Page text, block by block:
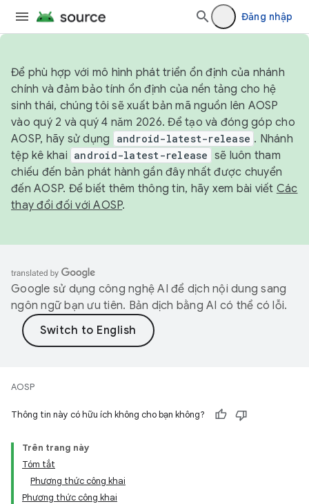
Đăng nhập
Để phù hợp với mô hình phát triển ổn định của nhánh
chính và đảm bảo tính ổn định của nền tảng cho hệ
sinh thái, chúng tôi sẽ xuất bản mã nguồn lên AOSP
vào quý 2 và quý 4 năm 2026. Để tạo và đóng góp cho
AOSP, hãy sử dụng
android-latest-release . Nhánh
tệp kê khai android-latest-release sẽ luôn tham
chiếu đến bản phát hành gần đây nhất được chuyển
đến AOSP. Để biết thêm thông tin, hãy xem bài viết Các
thay đổi đối với AOSP.
Google sử dụng công nghệ AI để dịch nội dung sang
ngôn ngữ bạn ưu tiên. Bản dịch bằng AI có thể có lỗi.
AOSP
Thông tin này có hữu ích không cho bạn không?
Trên trang này
Tóm tắt
Phương thức công khai
Phương thức công khai